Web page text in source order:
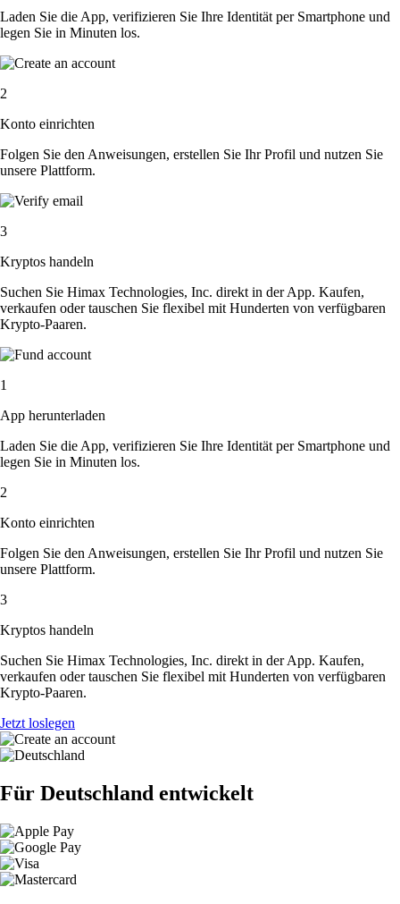
Laden Sie die App, verifizieren Sie Ihre Identität per Smartphone und
legen Sie in Minuten los.
2
Konto einrichten
Folgen Sie den Anweisungen, erstellen Sie Ihr Profil und nutzen Sie
unsere Plattform.
3
Kryptos handeln
Suchen Sie Himax Technologies, Inc. direkt in der App. Kaufen,
verkaufen oder tauschen Sie flexibel mit Hunderten von verfügbaren
Krypto-Paaren.
1
App herunterladen
Laden Sie die App, verifizieren Sie Ihre Identität per Smartphone und
legen Sie in Minuten los.
2
Konto einrichten
Folgen Sie den Anweisungen, erstellen Sie Ihr Profil und nutzen Sie
unsere Plattform.
3
Kryptos handeln
Suchen Sie Himax Technologies, Inc. direkt in der App. Kaufen,
verkaufen oder tauschen Sie flexibel mit Hunderten von verfügbaren
Krypto-Paaren.
Jetzt loslegen
Für Deutschland entwickelt